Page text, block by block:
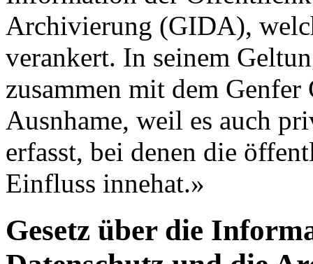
Archivierung (GIDA),
verankert. In seinem
zusammen mit dem Genfer
Ausnhame, weil es auch
erfasst, bei denen die
Einfluss innehat.»
Gesetz über die